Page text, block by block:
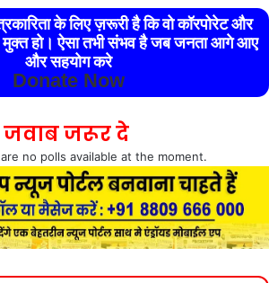
के लिए ज़रूरी है कि वो कॉरपोरेट और
मुक्त हो। ऐसा तभी संभव है जब जनता आगे आए
और सहयोग करे
Donate Now
जवाब जरूर दे
no polls available at the moment.